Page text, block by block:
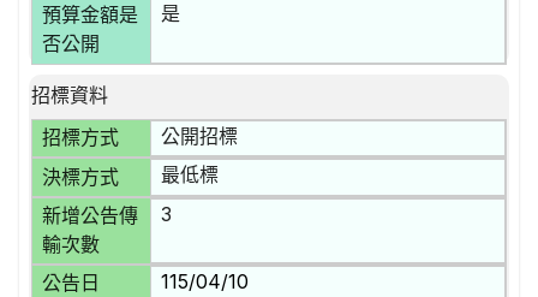
預算金額是
否公開
是
招標資料
招標方式
公開招標
決標方式 最低標
新增公告傳
輸次數
3
公告日 115/04/10